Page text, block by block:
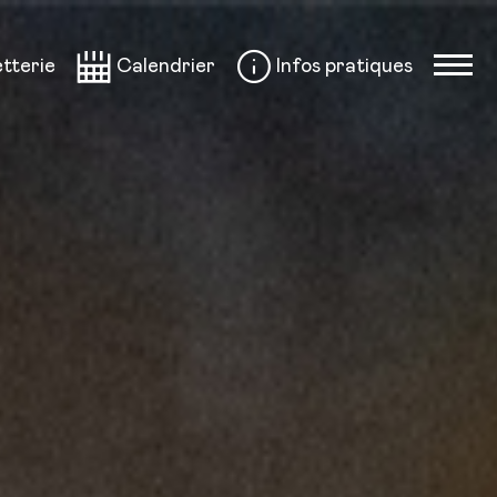
Calendrier Infos pratiques